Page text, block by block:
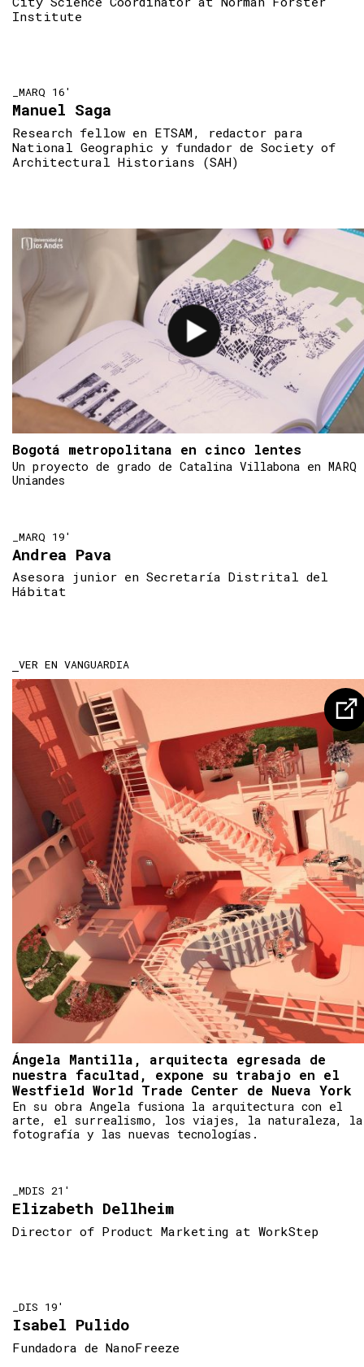
Institute
_MARQ 16'
Manuel Saga
Research fellow en ETSAM, redactor para
National Geographic y fundador de Society of
Architectural Historians (SAH)
Bogotá metropolitana en cinco lentes
Un proyecto de grado de Catalina Villabona en MARQ
Uniandes
_MARQ 19'
Andrea Pava
Asesora junior en Secretaría Distrital del
Hábitat
VER EN VANGUARDIA
Ángela Mantilla, arquitecta egresada de
nuestra facultad, expone su trabajo en el
Westfield World Trade Center de Nueva York
En su obra Angela fusiona la arquitectura con el
arte, el surrealismo, los viajes, la naturaleza, la
fotografía y las nuevas tecnologías.
_MDIS 21'
Elizabeth Dellheim
Director of Product Marketing at WorkStep
_DIS 19'
Isabel Pulido
Fundadora de NanoFreeze